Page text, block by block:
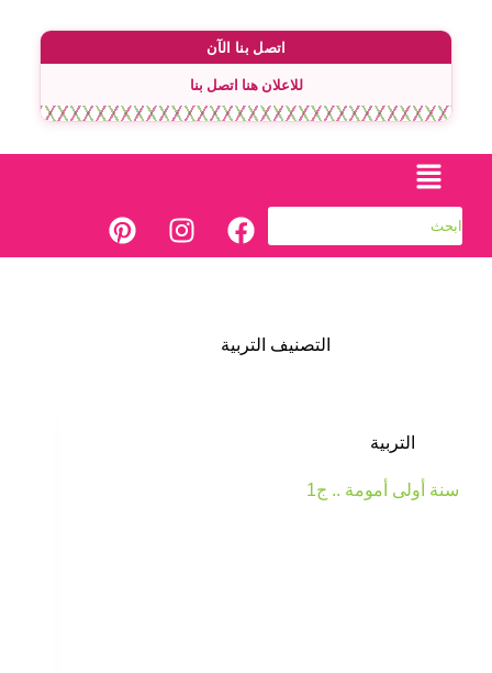
اتصل بنا الآن
للاعلان هنا اتصل بنا
التصنيف التربية
التربية
سنة أولى أمومة .. ج1